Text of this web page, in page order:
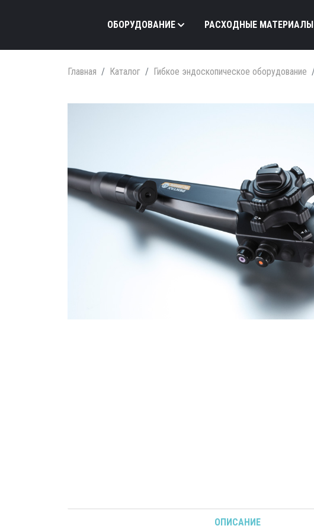
ОБОРУДОВАНИЕ РАСХОДНЫЕ МАТЕРИАЛЫ
Главная Каталог Гибкое эндоскопическое оборудование
ОПИСАНИЕ